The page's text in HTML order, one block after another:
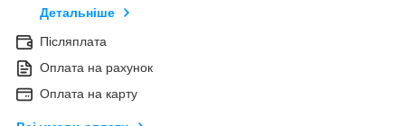
Детальніше
Післяплата
Оплата на рахунок
Оплата на карту